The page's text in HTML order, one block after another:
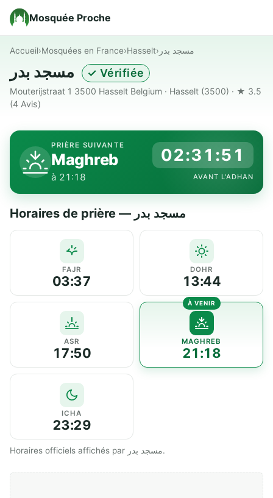
Mosquée Proche
Accueil›Mosquées en France›Hasselt› مسجد بدر
✓ Vérifiée
Mouterijstraat 1 3500 Hasselt Belgium · Hasselt (3500) · ★ 3.5
(4 Avis)
PRIÈRE SUIVANTE
Maghreb
à 21:18
02:31:50
AVANT L'ADHAN
Horaires de prière — مسجد بدر
FAJR
03:37
DOHR
13:44
ASR
17:50
MAGHREB
21:18
ICHA
23:29
Horaires officiels affichés par مسجد بدر.